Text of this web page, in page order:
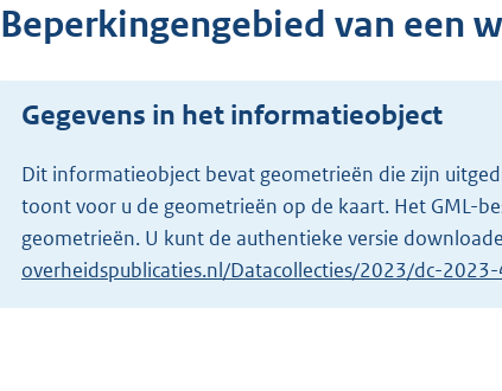
Beperkingengebied van een
Gegevens in het informatieobject
Dit informatieobject bevat geometrieën die zijn
toont voor u de geometrieën op de kaart. Het GML-
geometrieën. U kunt de authentieke versie
overheidspublicaties.nl/Datacollecties/2023/dc-